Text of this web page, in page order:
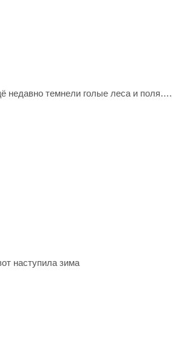
недавно темнели голые леса и поля….
наступила зима